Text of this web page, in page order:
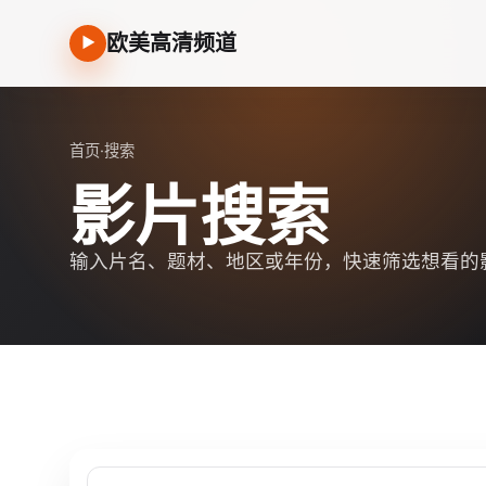
▶ 欧美高清频道
首页·搜索
影片搜索
输入片名、题材、地区或年份，快速筛选想看的